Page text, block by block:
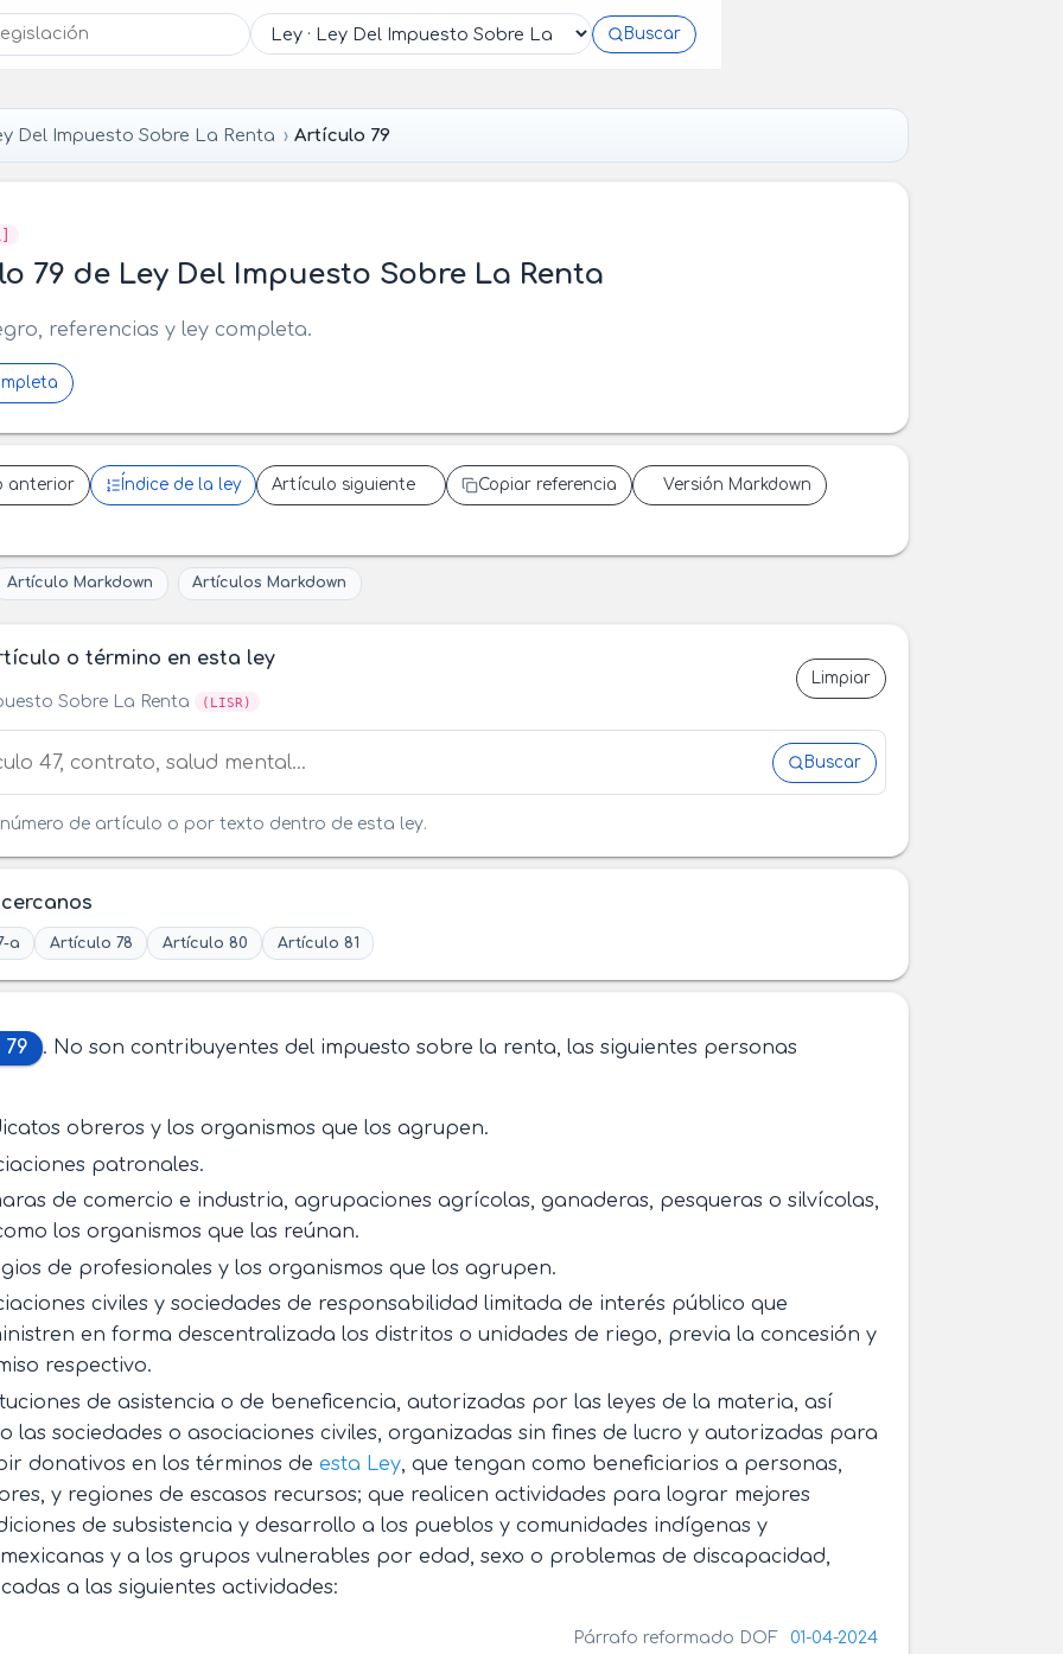
Buscar
Del Impuesto Sobre La Renta Artículo 79
79 de Ley Del Impuesto Sobre La Renta
referencias y ley completa.
anterior Índice de la ley Artículo siguiente Copiar referencia Versión Markdown
Artículo Markdown Artículos Markdown
o término en esta ley
Sobre La Renta (LISR)
Limpiar
Buscar
de artículo o por texto dentro de esta ley.
a Artículo 78 Artículo 80 Artículo 81
. No son contribuyentes del impuesto sobre la renta, las siguientes personas
obreros y los organismos que los agrupen.
patronales.
de comercio e industria, agrupaciones agrícolas, ganaderas, pesqueras o silvícolas,
los organismos que las reúnan.
de profesionales y los organismos que los agrupen.
civiles y sociedades de responsabilidad limitada de interés público que
en forma descentralizada los distritos o unidades de riego, previa la concesión y
respectivo.
de asistencia o de beneficencia, autorizadas por las leyes de la materia, así
las sociedades o asociaciones civiles, organizadas sin fines de lucro y autorizadas para
donativos en los términos deesta Ley, que tengan como beneficiarios a personas,
y regiones de escasos recursos; que realicen actividades para lograr mejores
de subsistencia y desarrollo a los pueblos y comunidades indígenas y
y a los grupos vulnerables por edad, sexo o problemas de discapacidad,
a las siguientes actividades:
Párrafo reformado DOF 01-04-2024